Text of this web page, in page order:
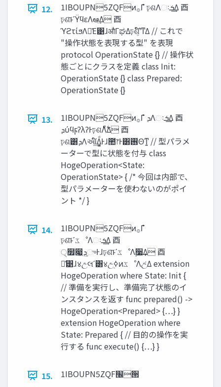
12.
1IBOUPN5ZQFͷ࡞Γํ ঢ়ଶΛઃ‫͢ܭ‬Δ ⾣
ঢ়ଶ͝ͱʹΫϥεΛఆٛ͢Δ ⾣
ϓϩτίϧΛఴ͑Ε͹ɺऔΓಘΔঢ়ଶ͕໌֬ʹͳΔ // これで
"操作状態を表現する型" を表現
protocol OperationState {} // 操作状
態ごとにクラスを定義 class Init:
OperationState {} class Prepared:
OperationState {}
13.
1IBOUPN5ZQFͷ࡞Γํ ‫ܕ‬Λઃ‫͢ܭ‬Δ ⾣
‫ܕ‬ύϥϝʔλʔͰঢ়ଶΛ࣋ͨͤΔ ⾣
ঢ়ଶ͸‫ܕ‬Λઆ໌͢Δ͚ͩͰɺ಺෦Ͱ͸࢖Θͳ͍ // 型パラメ
ーターで型に状態を付与 class
HogeOperation<State:
OperationState> { /* 今回は内部で、
型パラメーターを使わないのがポイ
ント */ }
14.
1IBOUPN5ZQFͷ࡞Γํ
ঢ়ଶ͝ͱʹ‫ػ‬ೳΛઃ‫͢ܭ‬Δ ⾣
੍໿෇͖‫֦ܕ‬ுͰɺঢ়ଶ͝ͱʹ‫ػ‬ೳΛ࣮૷͢Δ ⾣
ྫ͑͹ɺ४උલʹ͸४උ࣮ߦͷ‫ػ‬ೳΛඋ͑Δ extension
HogeOperation where State: Init {
// 準備を実行し、準備完了状態のイ
ンスタンスを返す func prepared() ->
HogeOperation<Prepared> {…} }
extension HogeOperation where
State: Prepared { // 目的の操作を実
行する func execute() {…} }
15. 1IBOUPN5ZQF‫׬‬੒